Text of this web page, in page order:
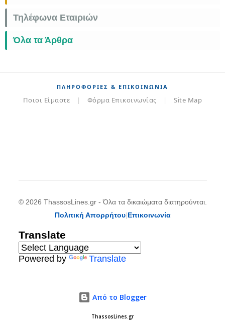
Τηλέφωνα Εταιριών
Όλα τα Άρθρα
ΠΛΗΡΟΦΟΡΊΕΣ & ΕΠΙΚΟΙΝΩΝΊΑ
Ποιοι Είμαστε | Φόρμα Επικοινωνίας | Site Map
© 2026 ThassosLines.gr - Όλα τα δικαιώματα διατηρούνται.
Πολιτική Απορρήτου|Επικοινωνία
Translate
Powered by Translate
Από το Blogger
ThassosLines.gr